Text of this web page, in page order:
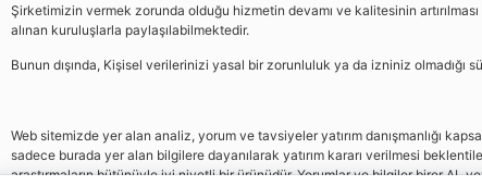
Şirketimizin vermek zorunda olduğu hizmetin devamı ve kalitesinin
alınan kuruluşlarla paylaşılabilmektedir.
Bunun dışında, Kişisel verilerinizi yasal bir zorunluluk ya da izniniz olmadığı
Web sitemizde yer alan analiz, yorum ve tavsiyeler yatırım danışmanlığı
sadece burada yer alan bilgilere dayanılarak yatırım kararı verilmesi
araştırmaların bütünüyle iyi niyetli bir ürünüdür. Yorumlar ve bilgiler birer AL